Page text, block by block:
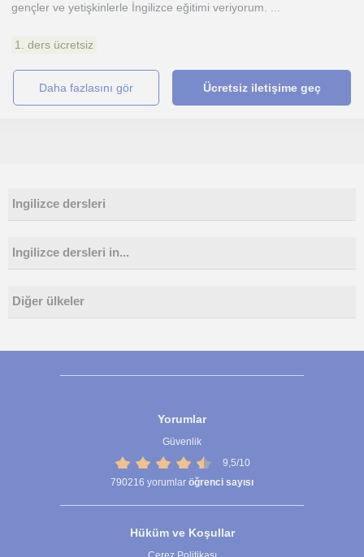
gençler ve yetişkinlerle İngilizce eğitimi veriyorum. ...
1. ders ücretsiz
daha fazlasını gör Ücretsiz iletişime geç
Ingilizce dersleri
Ingilizce dersleri in...
Diğer ülkeler
Yorumlar
Güvenlik
9,5/10
790216 yorumlar öğrenci sayısı
Hüküm ve Koşullar